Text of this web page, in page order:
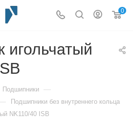
0
Подшипники —
Подшипники без внутреннего кольца
NK110/40 ISB